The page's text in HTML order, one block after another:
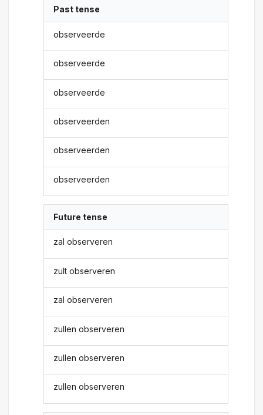
Past tense
observeerde
observeerde
observeerde
observeerden
observeerden
observeerden
Future tense
zal observeren
zult observeren
zal observeren
zullen observeren
zullen observeren
zullen observeren